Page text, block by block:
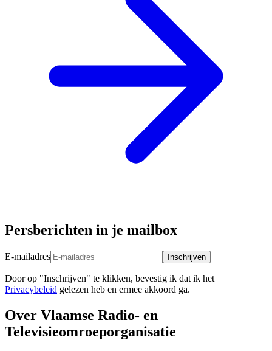
Persberichten in je mailbox
E-mailadres Inschrijven
Door op "Inschrijven" te klikken, bevestig ik dat ik het
Privacybeleid gelezen heb en ermee akkoord ga.
Over Vlaamse Radio- en
Televisieomroeporganisatie